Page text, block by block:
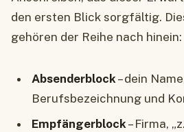
den ersten Blick sorgfältig.
gehören der Reihe nach hinein:
Absenderblock – dein
Berufsbezeichnung und
Empfängerblock– Firma,